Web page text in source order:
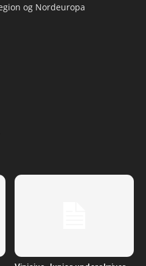
og Nordeuropa